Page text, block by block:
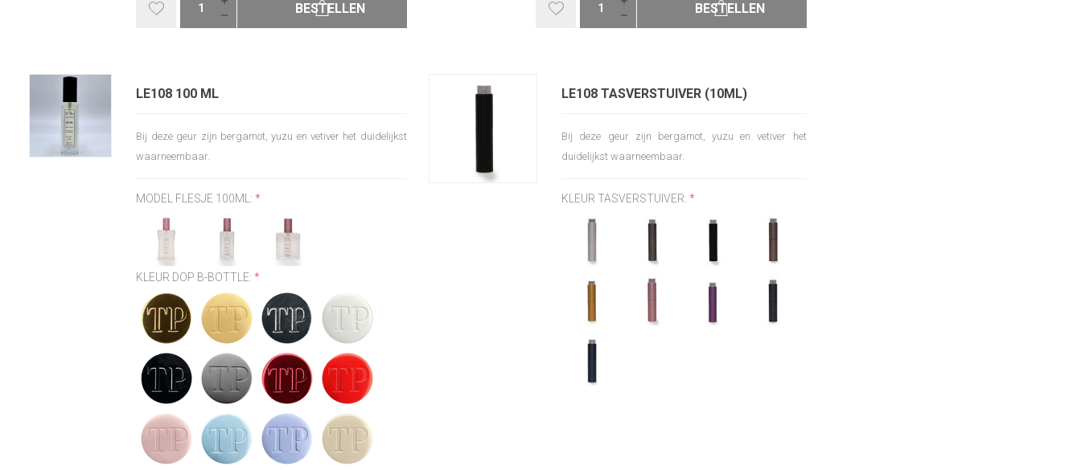
BESTELLEN BESTELLEN
LE108 100 ML
Bij deze geur zijn bergamot, yuzu en vetiver het duidelijkst
waarneembaar.
MODEL FLESJE 100ML:*
KLEUR DOP B-BOTTLE:*
LE108 TASVERSTUIVER (10ML)
Bij deze geur zijn bergamot, yuzu en vetiver het
duidelijkst waarneembaar.
KLEUR TASVERSTUIVER:*